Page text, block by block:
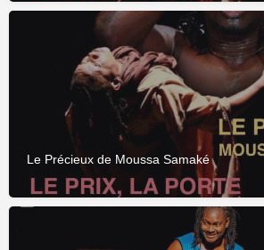
Le Précieux de Moussa Samaké